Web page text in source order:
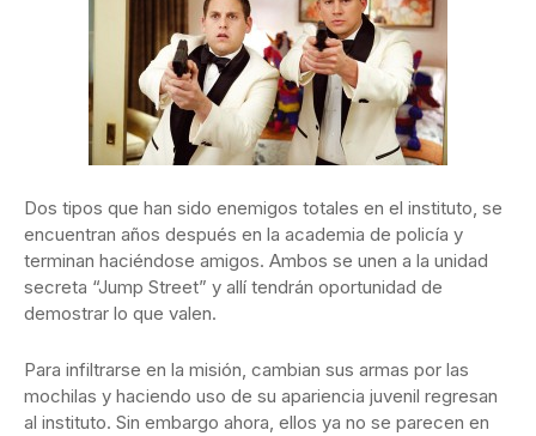
Dos tipos que han sido enemigos totales en el instituto, se
encuentran años después en la academia de policía y
terminan haciéndose amigos. Ambos se unen a la unidad
secreta “Jump Street” y allí tendrán oportunidad de
demostrar lo que valen.
Para infiltrarse en la misión, cambian sus armas por las
mochilas y haciendo uso de su apariencia juvenil regresan
al instituto. Sin embargo ahora, ellos ya no se parecen en